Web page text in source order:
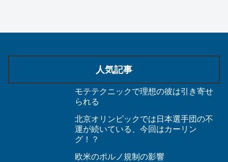
人気記事
モテテクニックで理想の彼は引き寄せ
られる
北京オリンピックでは日本選手団の不
運が続いている、今回はカーリン
グ！？
欧米のポルノ規制の影響